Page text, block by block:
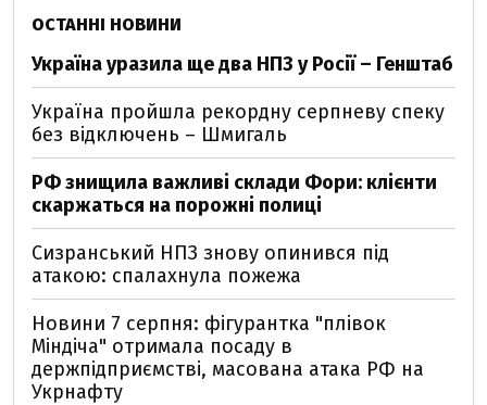
ОСТАННІ НОВИНИ
Україна уразила ще два НПЗ у Росії – Генштаб
Україна пройшла рекордну серпневу спеку
без відключень – Шмигаль
РФ знищила важливі склади Фори: клієнти
скаржаться на порожні полиці
Сизранський НПЗ знову опинився під
атакою: спалахнула пожежа
Новини 7 серпня: фігурантка "плівок
Міндіча" отримала посаду в
держпідприємстві, масована атака РФ на
Укрнафту